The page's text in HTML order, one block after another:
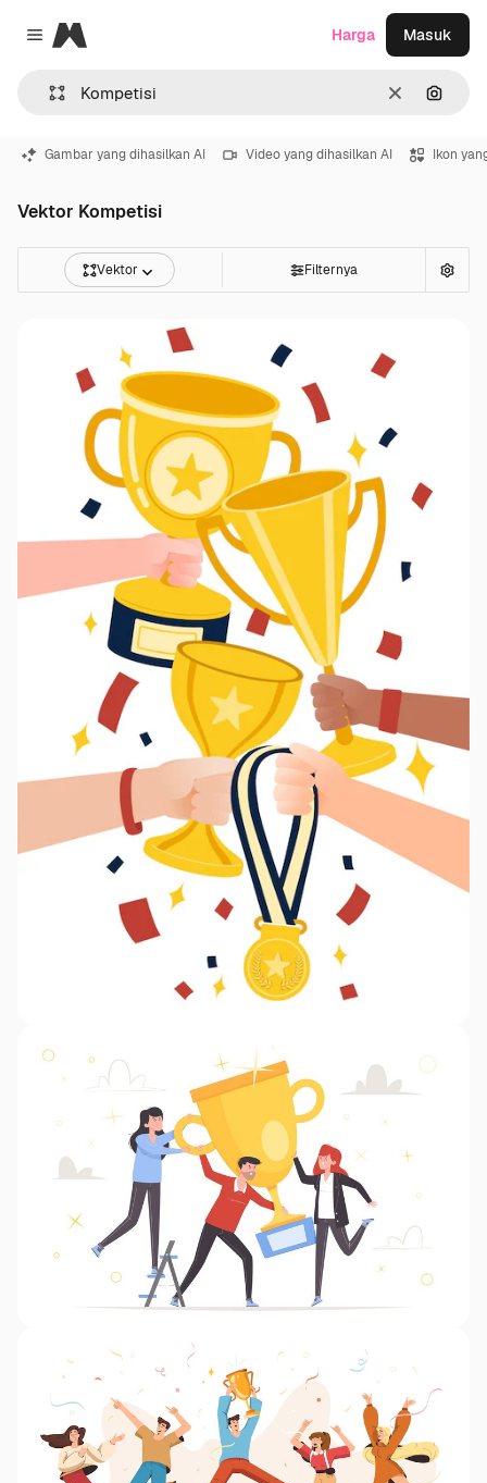
Close menu
Magnific
Jernih
Harga Masuk
Gambar yang dihasilkan AI Video yang dihasilkan AI Ikon
Vektor Kompetisi
Vektor Filternya